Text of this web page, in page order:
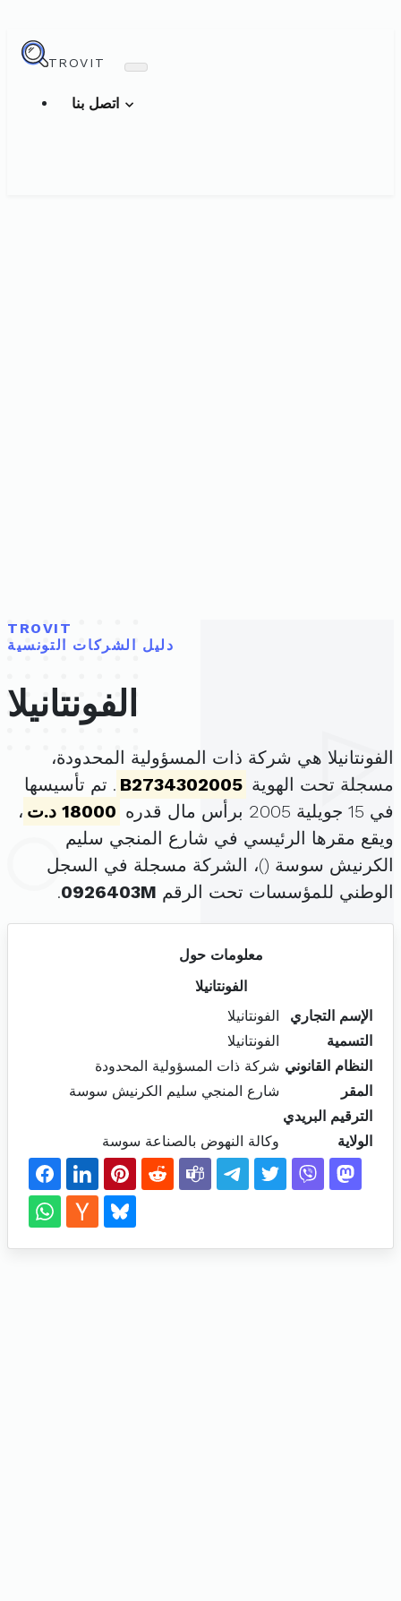
TROVIT
TROVIT
دليل الشركات التونسية
الفونتانيلا
الفونتانيلا هي شركة ذات المسؤولية المحدودة،
مسجلة تحت الهوية B2734302005 . تم تأسيسها
في 15 جويلية 2005 برأس مال قدره
18000 د.ت
،
ويقع مقرها الرئيسي في شارع المنجي سليم
الكرنيش سوسة ()، الشركة مسجلة في السجل
الوطني للمؤسسات تحت الرقم 0926403M
.
معلومات حول
الفونتانيلا
الإسم التجاري
الفونتانيلا
التسمية
الفونتانيلا
النظام القانوني شركة ذات المسؤولية المحدودة
المقر
شارع المنجي سليم الكرنيش سوسة
الترقيم البريدي
الولاية
وكالة النهوض بالصناعة سوسة